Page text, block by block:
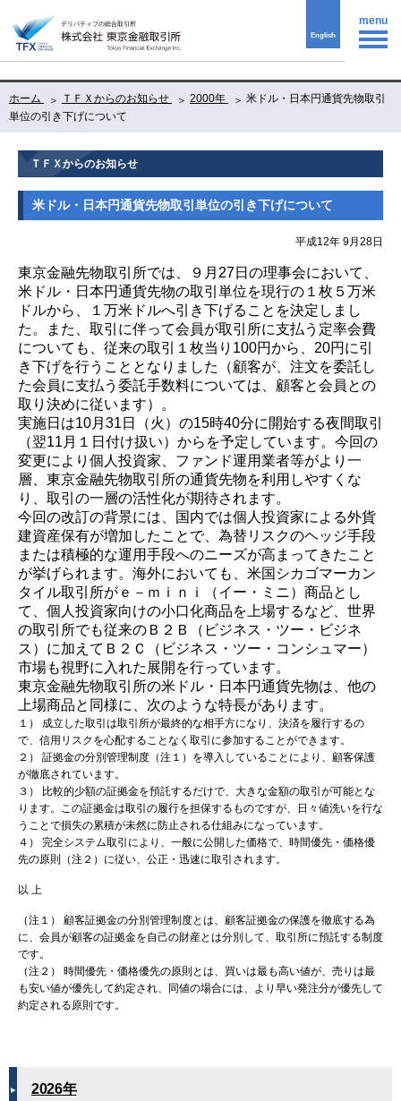
English
ホーム ＴＦＸからのお知らせ 2000年
米ドル・日本円通貨先物取引
単位の引き下げについて
ＴＦＸからのお知らせ
米ドル・日本円通貨先物取引単位の引き下げについて
平成12年 9月28日
東京金融先物取引所では、９月27日の理事会において、
米ドル・日本円通貨先物の取引単位を現行の１枚５万米
ドルから、１万米ドルへ引き下げることを決定しまし
た。また、取引に伴って会員が取引所に支払う定率会費
についても、従来の取引１枚当り100円から、20円に引
き下げを行うこととなりました（顧客が、注文を委託し
た会員に支払う委託手数料については、顧客と会員との
取り決めに従います）。
実施日は10月31日（火）の15時40分に開始する夜間取引
（翌11月１日付け扱い）からを予定しています。今回の
変更により個人投資家、ファンド運用業者等がより一
層、東京金融先物取引所の通貨先物を利用しやすくな
り、取引の一層の活性化が期待されます。
今回の改訂の背景には、国内では個人投資家による外貨
建資産保有が増加したことで、為替リスクのヘッジ手段
または積極的な運用手段へのニーズが高まってきたこと
が挙げられます。海外においても、米国シカゴマーカン
タイル取引所がｅ－ｍｉｎｉ（イー・ミニ）商品とし
て、個人投資家向けの小口化商品を上場するなど、世界
の取引所でも従来のＢ２Ｂ（ビジネス・ツー・ビジネ
ス）に加えてＢ２Ｃ（ビジネス・ツー・コンシュマー）
市場も視野に入れた展開を行っています。
東京金融先物取引所の米ドル・日本円通貨先物は、他の
上場商品と同様に、次のような特長があります。
１） 成立した取引は取引所が最終的な相手方になり、決済を履行するの
で、信用リスクを心配することなく取引に参加することができます。
２） 証拠金の分別管理制度（注１）を導入していることにより、顧客保護
が徹底されています。
３） 比較的少額の証拠金を預託するだけで、大きな金額の取引が可能とな
ります。この証拠金は取引の履行を担保するものですが、日々値洗いを行な
うことで損失の累積が未然に防止される仕組みになっています。
４） 完全システム取引により、一般に公開した価格で、時間優先・価格優
先の原則（注２）に従い、公正・迅速に取引されます。
以 上
（注１） 顧客証拠金の分別管理制度とは、顧客証拠金の保護を徹底する為
に、会員が顧客の証拠金を自己の財産とは分別して、取引所に預託する制度
です。
（注２） 時間優先・価格優先の原則とは、買いは最も高い値が、売りは最
も安い値が優先して約定され、同値の場合には、より早い発注分が優先して
約定される原則です。
2026年
menu